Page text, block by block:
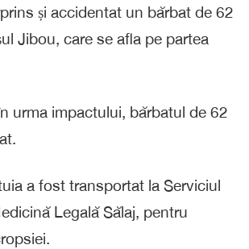
și accidentat un bărbat de 62
Jibou, care se afla pe partea
urma impactului, bărbatul de 62
a fost transportat la Serviciul
Legală Sălaj, pentru